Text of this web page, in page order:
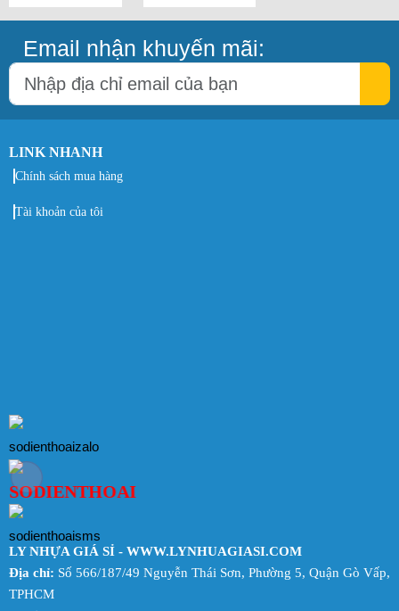
Email nhận khuyến mãi:
LY NHỰA GIÁ SỈ - WWW.LYNHUAGIASI.COM
Địa chỉ: Số 566/187/49 Nguyễn Thái Sơn, Phường 5, Quận Gò Vấp,
TPHCM
LINK NHANH
Chính sách mua hàng
Tài khoản của tôi